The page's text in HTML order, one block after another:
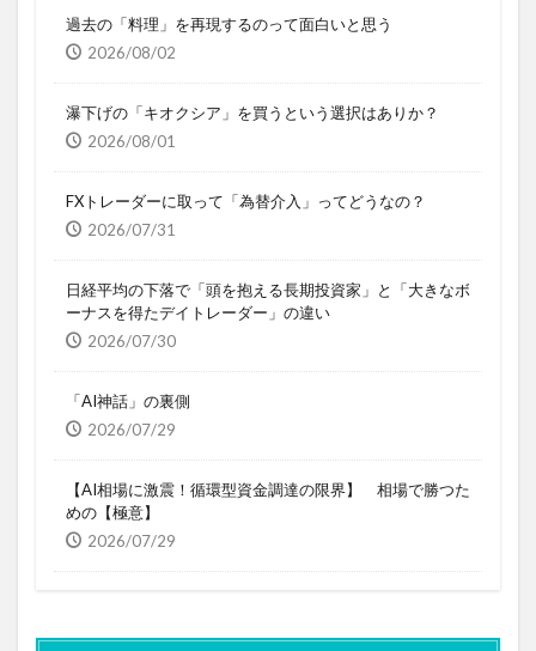
過去の「料理」を再現するのって面白いと思う
2026/08/02
瀑下げの「キオクシア」を買うという選択はありか？
2026/08/01
FXトレーダーに取って「為替介入」ってどうなの？
2026/07/31
日経平均の下落で「頭を抱える長期投資家」と「大きなボ
ーナスを得たデイトレーダー」の違い
2026/07/30
「AI神話」の裏側
2026/07/29
【AI相場に激震！循環型資金調達の限界】 相場で勝つた
めの【極意】
2026/07/29